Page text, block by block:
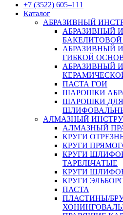
+7 (3522) 605‒111
Каталог
АБРАЗИВНЫЙ
АБРАЗИВНЫЙ
БАКЕЛИТОВОЙ
АБРАЗИВНЫЙ
ГИБКОЙ
АБРАЗИВНЫЙ
ПАСТА ГОИ
ШАРОШКИ
ШАРОШКИ ДЛЯ
АЛМАЗНЫЙ
АЛМАЗНЫЙ
КРУГИ
КРУГИ
КРУГИ
ТАРЕЛЬЧАТЫЕ
КРУГИ
КРУГИ
ПАСТА
ПЛАСТИНЫ/